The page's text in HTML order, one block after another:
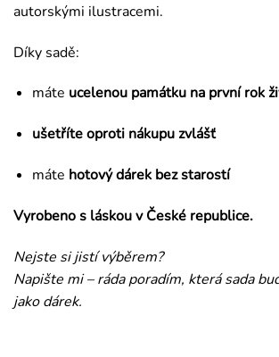
autorskými ilustracemi.
Díky sadě:
máte ucelenou památku na první rok
ušetříte oproti nákupu zvlášť
máte hotový dárek bez starostí
Vyrobeno s láskou v České republice.
Nejste si jistí výběrem?
Napište mi – ráda poradím, která sada
jako dárek.